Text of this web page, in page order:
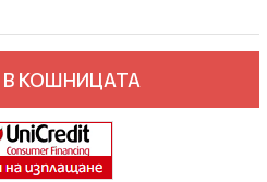
В КОШНИЦАТА